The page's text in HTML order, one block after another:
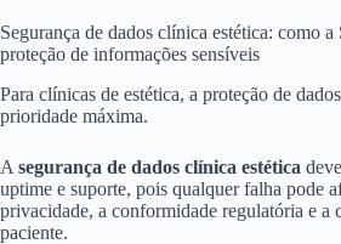
Segurança de dados clínica estética: como
proteção de informações sensíveis
Para clínicas de estética, a proteção de
prioridade máxima.
A segurança de dados clínica estética
uptime e suporte, pois qualquer falha pode
privacidade, a conformidade regulatória e a
paciente.